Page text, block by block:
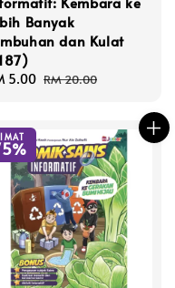
Banyak
dan Kulat
5.00 Regular
RM 20.00